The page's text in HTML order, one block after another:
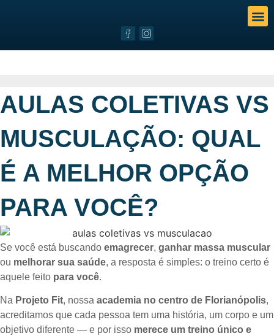
AULAS COLETIVAS VS
MUSCULAÇÃO: QUAL
É A MELHOR OPÇÃO
PARA VOCÊ?
Se você está buscando emagrecer, ganhar massa muscular
ou melhorar sua saúde, a resposta é simples: o treino certo é
aquele feito para você.
Na Projeto Fit, nossa academia no centro de Florianópolis,
acreditamos que cada pessoa tem uma história, um corpo e um
objetivo diferente — e por isso merece um treino único e